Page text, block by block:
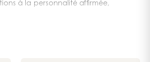
à la personnalité affirmée,
rigueur structurelle et
nobles dialoguent avec des